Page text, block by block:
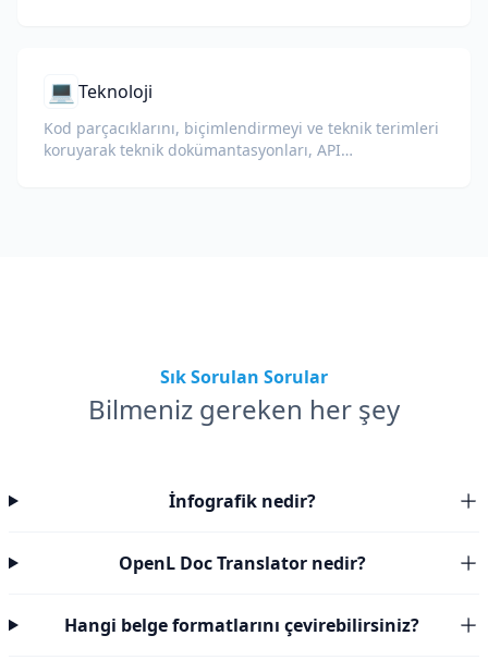
💻 Teknoloji
Kod parçacıklarını, biçimlendirmeyi ve teknik terimleri
koruyarak teknik dokümantasyonları, API
Sık Sorulan Sorular
Bilmeniz gereken her şey
İnfografik nedir?
OpenL Doc Translator nedir?
Hangi belge formatlarını çevirebilirsiniz?